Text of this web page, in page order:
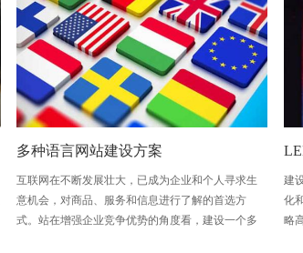
多种语言网站建设方案
互联网在不断发展壮大，已成为企业和个人寻求生
意机会，对商品、服务和信息进行了解的首选方
式。站在增强企业竞争优势的角度看，建设一个多
建
化
略